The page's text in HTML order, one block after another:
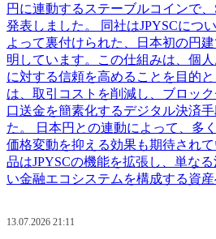
円に連動するステーブルコインで
発表しました。 同社はJPYSCにつ
よって裏付けられた、日本初の円
明しています。この仕組みは、個
に対する信頼を高めることを目的
は、取引コストを削減し、ブロッ
口送金を簡素化するデジタル決済
た。 日本円との連動によって、多
価格変動を抑える効果も期待され
品はJPYSCの機能を拡張し、単な
い金融エコシステムを構成する資産
13.07.2026 21:11